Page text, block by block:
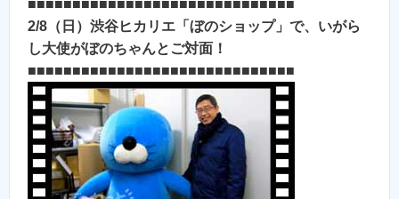
■■■■■■■■■■■■■■■■■■■■■■■■■■■■■■
2/8（日）渋谷ヒカリエ「ぼのショップ」で、いがら
し大使がぼのちゃんとご対面！
■■■■■■■■■■■■■■■■■■■■■■■■■■■■■■